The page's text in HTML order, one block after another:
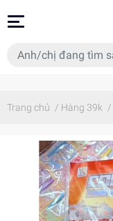
Trang chủ / Hàng 39k /